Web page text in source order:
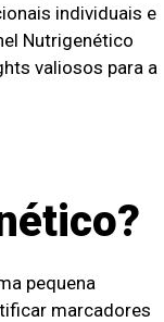
individuais e
Nutrigenético
valiosos para a
pequena
marcadores